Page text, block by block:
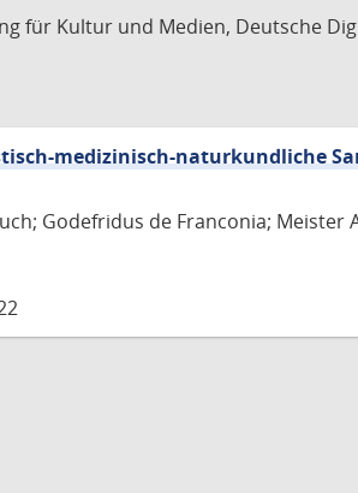
für Kultur und Medien, Deutsche
medizinisch-naturkundliche
Godefridus de Franconia;